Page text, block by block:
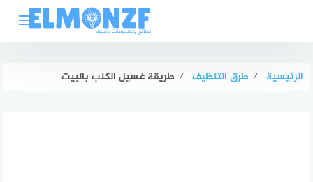
الرئيسية ⁄ طرق التنظيف ⁄ طريقة غسيل الكنب بالبيت